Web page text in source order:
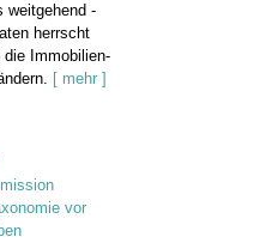
weitgehend
herrscht
die Immobilien­
[ mehr ]
vor